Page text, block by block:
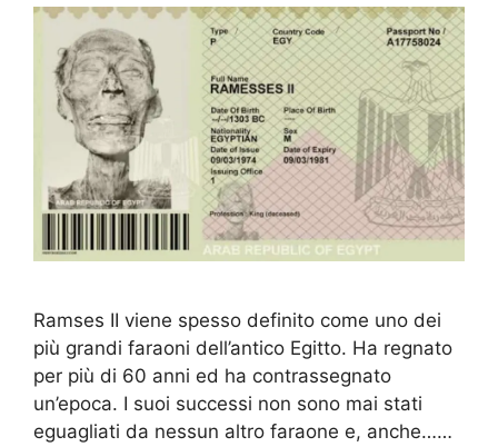
Ramses II viene spesso definito come uno dei
più grandi faraoni dell’antico Egitto. Ha regnato
per più di 60 anni ed ha contrassegnato
un’epoca. I suoi successi non sono mai stati
eguagliati da nessun altro faraone e, anche……